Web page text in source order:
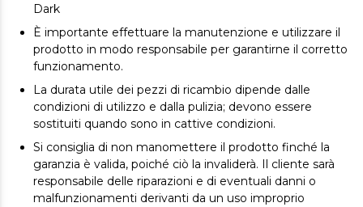
Dark
È importante effettuare la manutenzione e utilizzare il
prodotto in modo responsabile per garantirne il corretto
funzionamento.
La durata utile dei pezzi di ricambio dipende dalle
condizioni di utilizzo e dalla pulizia; devono essere
sostituiti quando sono in cattive condizioni.
Si consiglia di non manomettere il prodotto finché la
garanzia è valida, poiché ciò la invaliderà. Il cliente sarà
responsabile delle riparazioni e di eventuali danni o
malfunzionamenti derivanti da un uso improprio